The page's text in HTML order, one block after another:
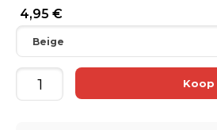
4,95 €
Beige